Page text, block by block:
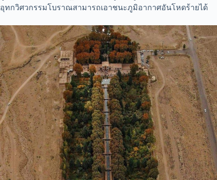
อุทกวิศวกรรมโบราณสามารถเอาชนะภูมิอากาศอันโหดร้ายได้